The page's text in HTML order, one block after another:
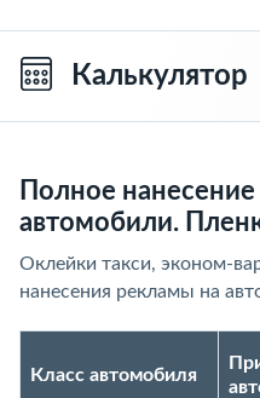
Калькулятор
Полное
автомобили.
Оклейки такси, эконом-
нанесения рекламы на
Класс автомобиля